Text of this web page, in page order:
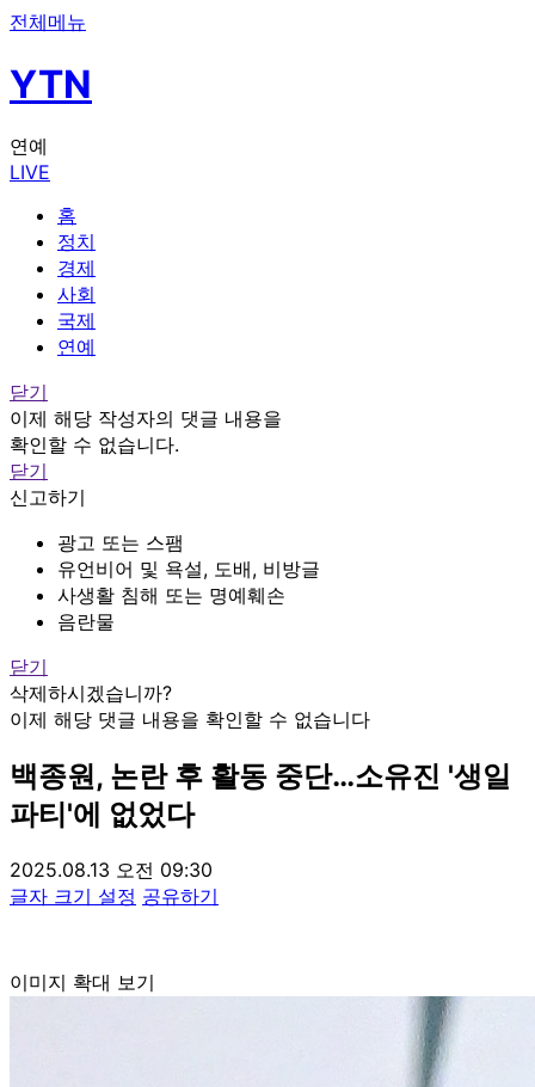
전체메뉴
YTN
연예
LIVE
홈
정치
경제
사회
국제
연예
닫기
이제 해당 작성자의 댓글 내용을
확인할 수 없습니다.
닫기
신고하기
광고 또는 스팸
유언비어 및 욕설, 도배, 비방글
사생활 침해 또는 명예훼손
음란물
닫기
삭제하시겠습니까?
이제 해당 댓글 내용을 확인할 수 없습니다
백종원, 논란 후 활동 중단…소유진 '생일
파티'에 없었다
2025.08.13 오전 09:30
글자 크기 설정 공유하기
이미지 확대 보기